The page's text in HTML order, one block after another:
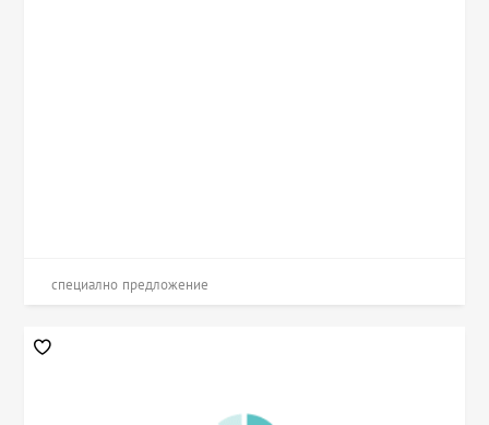
специално предложение